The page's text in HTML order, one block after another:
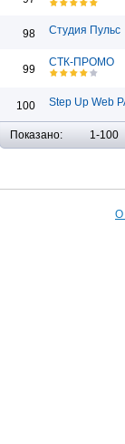
98 Студия Пульс
99
СТК-ПРОМО
100 Step Up Web
Показано: 1-100
О